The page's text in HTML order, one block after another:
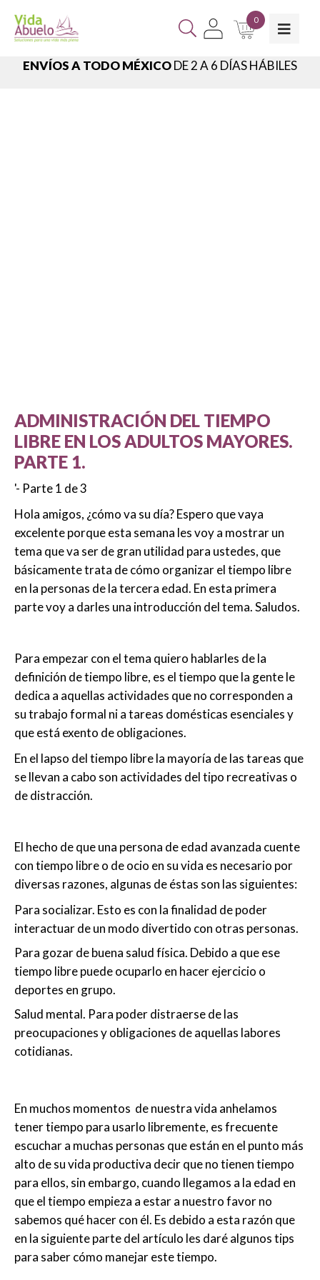
0
ENVÍOS A TODO MÉXICODE 2 A 6 DÍAS HÁBILES
ADMINISTRACIÓN DEL TIEMPO
LIBRE EN LOS ADULTOS MAYORES.
PARTE 1.
'- Parte 1 de 3
Hola amigos, ¿cómo va su día? Espero que vaya
excelente porque esta semana les voy a mostrar un
tema que va ser de gran utilidad para ustedes, que
básicamente trata de cómo organizar el tiempo libre
en la personas de la tercera edad. En esta primera
parte voy a darles una introducción del tema. Saludos.
Para empezar con el tema quiero hablarles de la
definición de tiempo libre, es el tiempo que la gente le
dedica a aquellas actividades que no corresponden a
su trabajo formal ni a tareas domésticas esenciales y
que está exento de obligaciones.
En el lapso del tiempo libre la mayoría de las tareas que
se llevan a cabo son actividades del tipo recreativas o
de distracción.
El hecho de que una persona de edad avanzada cuente
con tiempo libre o de ocio en su vida es necesario por
diversas razones, algunas de éstas son las siguientes:
Para socializar. Esto es con la finalidad de poder
interactuar de un modo divertido con otras personas.
Para gozar de buena salud física. Debido a que ese
tiempo libre puede ocuparlo en hacer ejercicio o
deportes en grupo.
Salud mental. Para poder distraerse de las
preocupaciones y obligaciones de aquellas labores
cotidianas.
En muchos momentos de nuestra vida anhelamos
tener tiempo para usarlo libremente, es frecuente
escuchar a muchas personas que están en el punto más
alto de su vida productiva decir que no tienen tiempo
para ellos, sin embargo, cuando llegamos a la edad en
que el tiempo empieza a estar a nuestro favor no
sabemos qué hacer con él. Es debido a esta razón que
en la siguiente parte del artículo les daré algunos tips
para saber cómo manejar este tiempo.